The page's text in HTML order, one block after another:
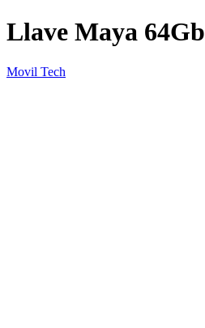
Llave Maya 64Gb
Movil Tech